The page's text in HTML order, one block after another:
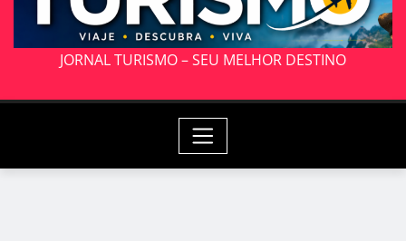
JORNAL TURISMO – SEU MELHOR DESTINO